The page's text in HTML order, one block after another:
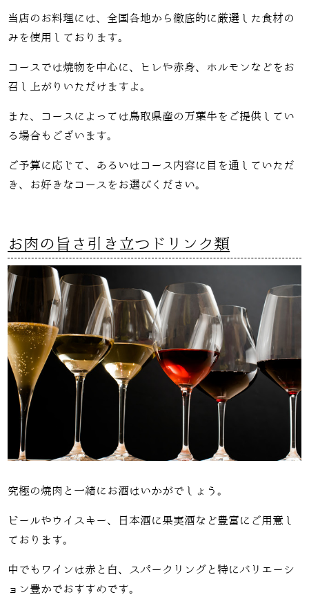
当店のお料理には、全国各地から徹底的に厳選した食材の
みを使用しております。
コースでは焼物を中心に、ヒレや赤身、ホルモンなどをお
召し上がりいただけますよ。
また、コースによっては鳥取県産の万葉牛をご提供してい
る場合もございます。
ご予算に応じて、あるいはコース内容に目を通していただ
き、お好きなコースをお選びください。
お肉の旨さ引き立つドリンク類
究極の焼肉と一緒にお酒はいかがでしょう。
ビールやウイスキー、日本酒に果実酒など豊富にご用意し
ております。
中でもワインは赤と白、スパークリングと特にバリエーシ
ョン豊かでおすすめです。